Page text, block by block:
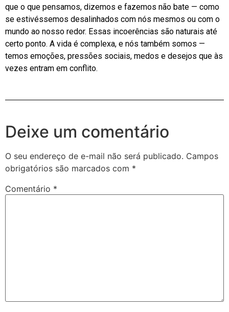
que o que pensamos, dizemos e fazemos não bate — como
se estivéssemos desalinhados com nós mesmos ou com o
mundo ao nosso redor. Essas incoerências são naturais até
certo ponto. A vida é complexa, e nós também somos —
temos emoções, pressões sociais, medos e desejos que às
vezes entram em conflito.
Deixe um comentário
O seu endereço de e-mail não será publicado. Campos
obrigatórios são marcados com *
Comentário *